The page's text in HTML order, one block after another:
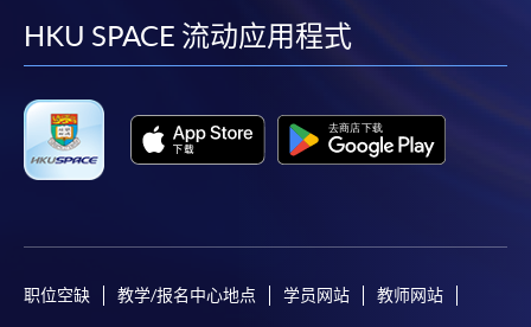
facebook
youtube
linkedin
HKU SPACE 流动应用程式
职位空缺 教学/报名中心地点 学员网站 教师网站